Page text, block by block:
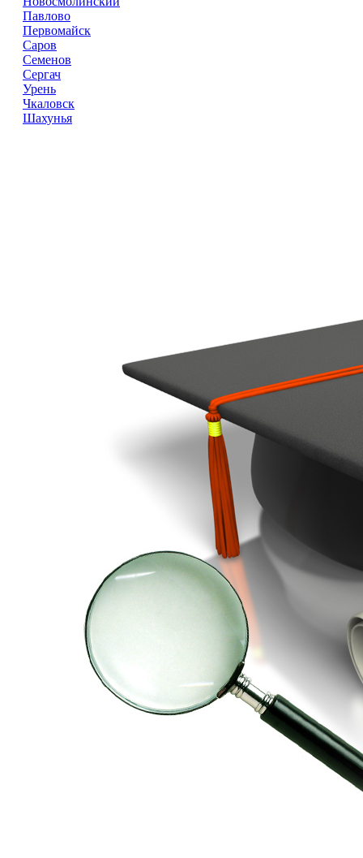
Павлово
Первомайск
Саров
Семенов
Сергач
Урень
Чкаловск
Шахунья